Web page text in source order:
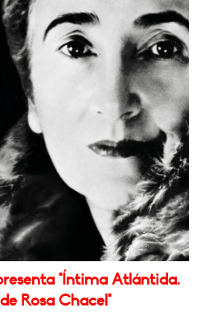
"Íntima Atlántida.
Rosa Chacel"